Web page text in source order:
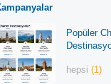
Popüler
hepsi(1)